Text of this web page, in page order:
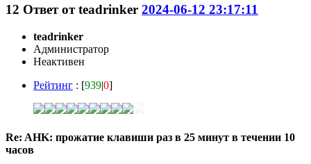
12 Ответ отteadrinker 2024-06-12 23:17:11
teadrinker
Администратор
Неактивен
Рейтинг : [939|0]
Re: AHK: прожатие клавиши раз в 25 минут в течении 10
часов